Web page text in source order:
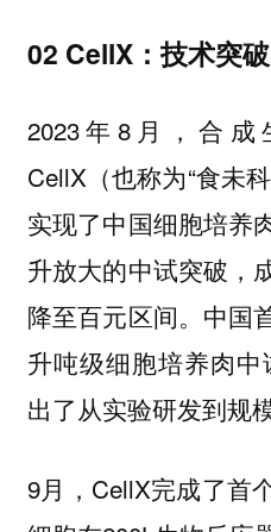
02 CellX：技术突
2023年8月，合
CellX（也称为“食未
实现了中国细胞培养
升放大的中试突破，
降至百元区间。中国
升吨级细胞培养肉
出了从实验研发到规
9月，CellX完成了首